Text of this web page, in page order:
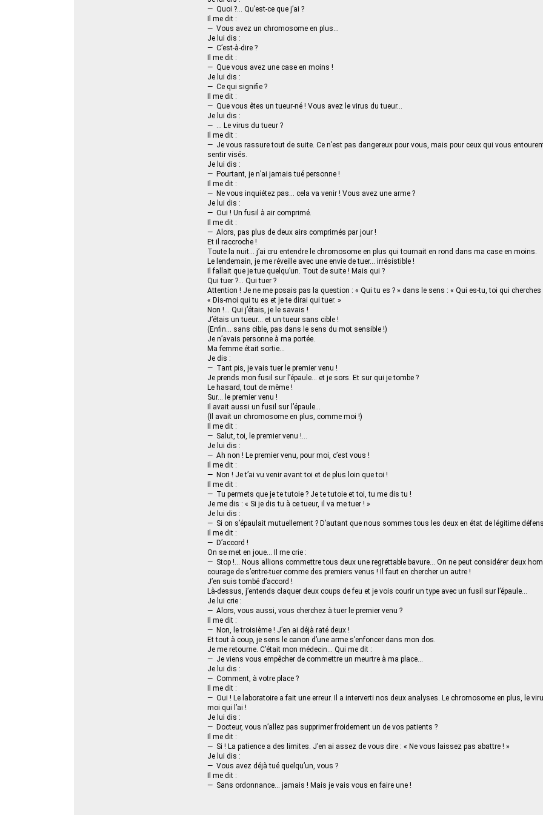
— Quoi ?… Qu’est-ce que j’ai ?
Il me dit :
— Vous avez un chromosome en plus…
Je lui dis :
— C’est-à-dire ?
Il me dit :
— Que vous avez une case en moins !
Je lui dis :
— Ce qui signifie ?
Il me dit :
— Que vous êtes un tueur-né ! Vous avez le virus du tueur…
Je lui dis :
— … Le virus du tueur ?
Il me dit :
— Je vous rassure tout de suite. Ce n’est pas dangereux pour vous, mais pour ceux qui vous
sentir visés.
Je lui dis :
— Pourtant, je n’ai jamais tué personne !
Il me dit :
— Ne vous inquiétez pas… cela va venir ! Vous avez une arme ?
Je lui dis :
— Oui ! Un fusil à air comprimé.
Il me dit :
— Alors, pas plus de deux airs comprimés par jour !
Et il raccroche !
Toute la nuit… j’ai cru entendre le chromosome en plus qui tournait en rond dans ma case en moins.
Le lendemain, je me réveille avec une envie de tuer… irrésistible !
Il fallait que je tue quelqu’un. Tout de suite ! Mais qui ?
Qui tuer ?… Qui tuer ?
Attention ! Je ne me posais pas la question : « Qui tu es ? » dans le sens : « Qui es-tu, toi qui cherches
« Dis-moi qui tu es et je te dirai qui tuer. »
Non !… Qui j’étais, je le savais !
J’étais un tueur… et un tueur sans cible !
(Enfin… sans cible, pas dans le sens du mot sensible !)
Je n’avais personne à ma portée.
Ma femme était sortie…
Je dis :
— Tant pis, je vais tuer le premier venu !
Je prends mon fusil sur l’épaule… et je sors. Et sur qui je tombe ?
Le hasard, tout de même !
Sur… le premier venu !
Il avait aussi un fusil sur l’épaule…
(Il avait un chromosome en plus, comme moi !)
Il me dit :
— Salut, toi, le premier venu !…
Je lui dis :
— Ah non ! Le premier venu, pour moi, c’est vous !
Il me dit :
— Non ! Je t’ai vu venir avant toi et de plus loin que toi !
Il me dit :
— Tu permets que je te tutoie ? Je te tutoie et toi, tu me dis tu !
Je me dis : « Si je dis tu à ce tueur, il va me tuer ! »
Je lui dis :
— Si on s’épaulait mutuellement ? D’autant que nous sommes tous les deux en état de légitime
Il me dit :
— D’accord !
On se met en joue… Il me crie :
— Stop !… Nous allions commettre tous deux une regrettable bavure… On ne peut considérer deux
courage de s’entre-tuer comme des premiers venus ! Il faut en chercher un autre !
J’en suis tombé d’accord !
Là-dessus, j’entends claquer deux coups de feu et je vois courir un type avec un fusil sur l’épaule…
Je lui crie :
— Alors, vous aussi, vous cherchez à tuer le premier venu ?
Il me dit :
— Non, le troisième ! J’en ai déjà raté deux !
Et tout à coup, je sens le canon d’une arme s’enfoncer dans mon dos.
Je me retourne. C’était mon médecin… Qui me dit :
— Je viens vous empêcher de commettre un meurtre à ma place…
Je lui dis :
— Comment, à votre place ?
Il me dit :
— Oui ! Le laboratoire a fait une erreur. Il a interverti nos deux analyses. Le chromosome en plus, le
moi qui l’ai !
Je lui dis :
— Docteur, vous n’allez pas supprimer froidement un de vos patients ?
Il me dit :
— Si ! La patience a des limites. J’en ai assez de vous dire : « Ne vous laissez pas abattre ! »
Je lui dis :
— Vous avez déjà tué quelqu’un, vous ?
Il me dit :
— Sans ordonnance… jamais ! Mais je vais vous en faire une !